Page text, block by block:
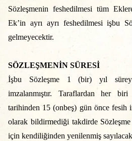
Sözleşmenin feshedilmesi tüm
Ek’in ayrı ayrı feshedilmesi işbu
gelmeyecektir.
SÖZLEŞMENİN SÜRESİ
İşbu Sözleşme 1 (bir) yıl
imzalanmıştır. Taraflardan her
tarihinden 15 (onbeş) gün önce fesih
olarak bildirmediği takdirde Sözleşme
için kendiliğinden yenilenmiş